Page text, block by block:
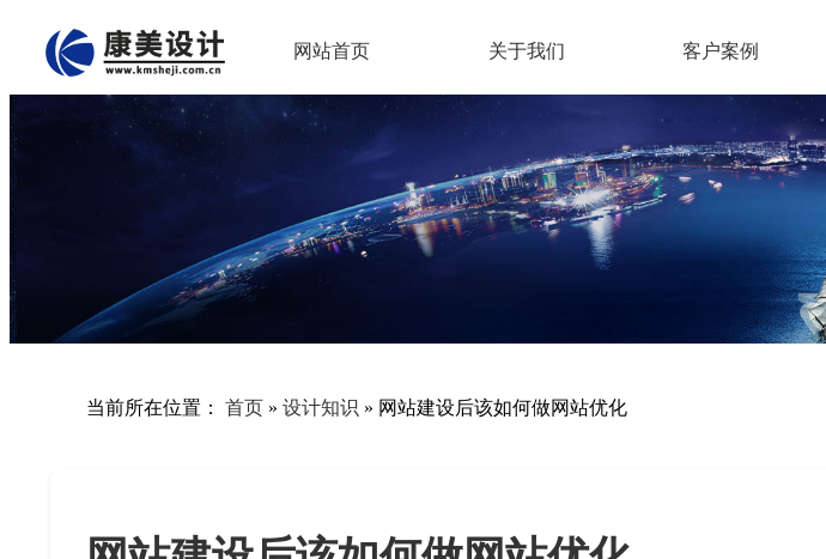
网站首页 关于我们 客户案例
当前所在位置： 首页 » 设计知识 » 网站建设后该如何做网站优化